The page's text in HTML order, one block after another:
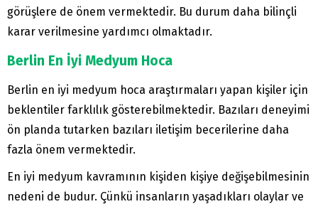
görüşlere de önem vermektedir. Bu durum daha bilinçli
karar verilmesine yardımcı olmaktadır.
Berlin En İyi Medyum Hoca
Berlin en iyi medyum hoca araştırmaları yapan kişiler için
beklentiler farklılık gösterebilmektedir. Bazıları deneyimi
ön planda tutarken bazıları iletişim becerilerine daha
fazla önem vermektedir.
En iyi medyum kavramının kişiden kişiye değişebilmesinin
nedeni de budur. Çünkü insanların yaşadıkları olaylar ve